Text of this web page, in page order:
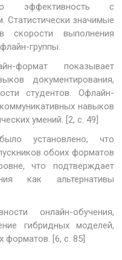
эффективность с
значимые
скорости выполнения
группы.
формат показывает
документирования,
студентов. Офлайн-
навыков
умений. [2, с. 49]
установлено, что
обоих форматов
что подтверждает
как альтернативы
онлайн-обучения,
гибридных моделей,
[6, с. 85]